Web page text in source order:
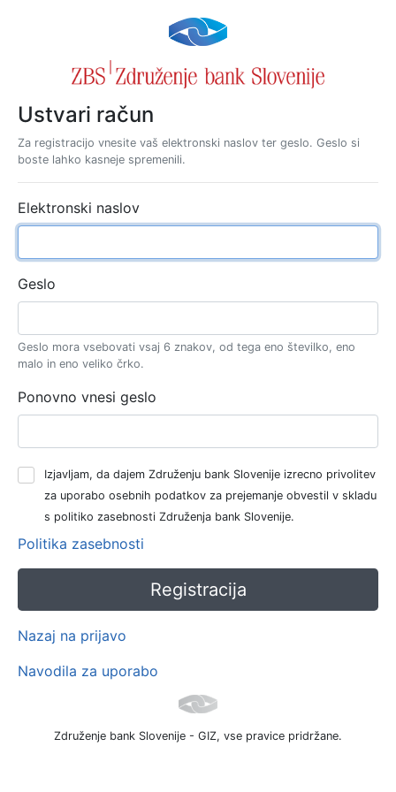
Ustvari račun
Za registracijo vnesite vaš elektronski naslov ter geslo. Geslo si
boste lahko kasneje spremenili.
Elektronski naslov
Geslo
Geslo mora vsebovati vsaj 6 znakov, od tega eno številko, eno
malo in eno veliko črko.
Ponovno vnesi geslo
Izjavljam, da dajem Združenju bank Slovenije izrecno privolitev
za uporabo osebnih podatkov za prejemanje obvestil v skladu
s politiko zasebnosti Združenja bank Slovenije.
Politika zasebnosti
Nazaj na prijavo
Navodila za uporabo
Združenje bank Slovenije - GIZ, vse pravice pridržane.